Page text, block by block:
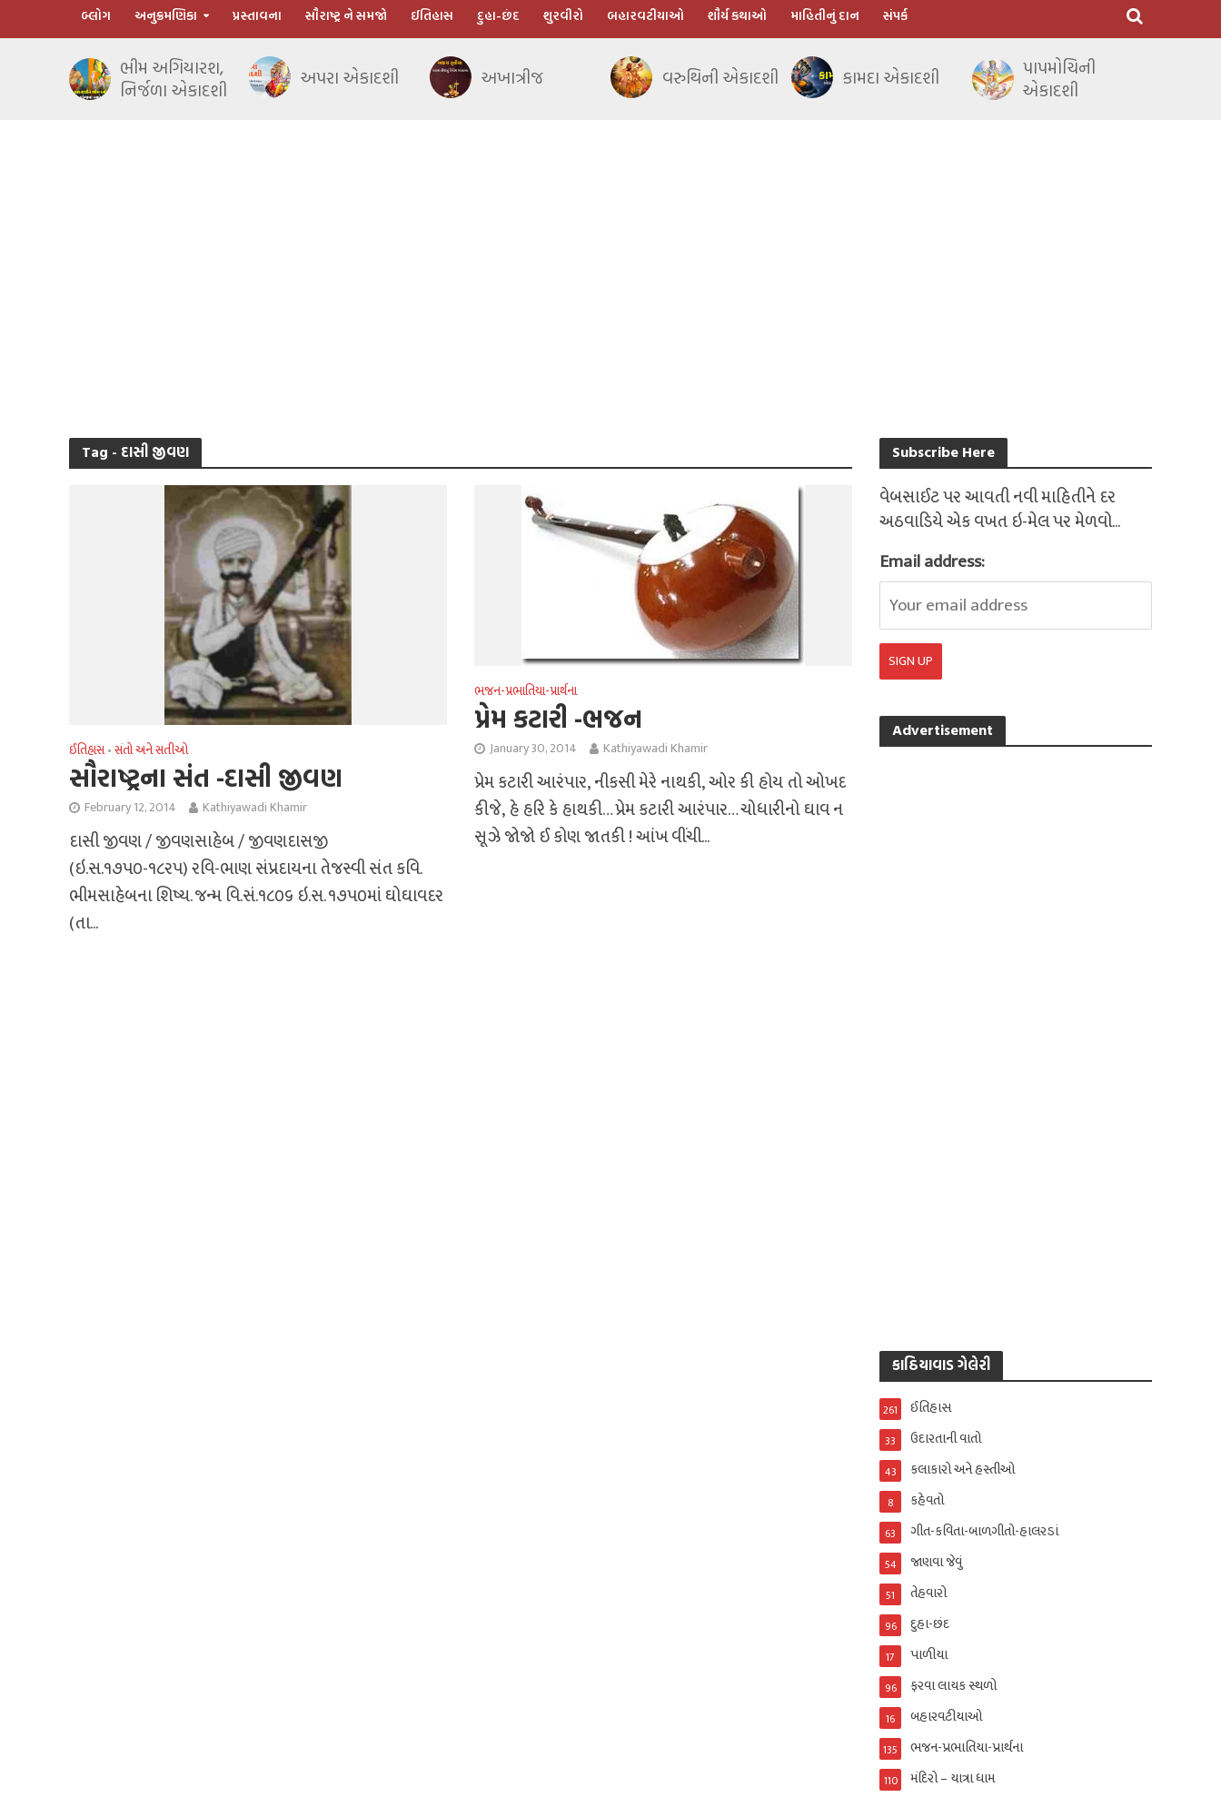
બ્લોગ અનુક્રમણિકા પ્રસ્તાવના સૌરાષ્ટ્ર ને સમજો ઈતિહાસ દુહા-છંદ શુરવીરો બહારવટીયાઓ શૌર્ય કથાઓ માહિતીનું દાન સંપર્ક
ભીમ અગિયારશ,
નિર્જળા એકાદશી
અપરા એકાદશી અખાત્રીજ વરુથિની એકાદશી કામદા એકાદશી
પાપમોચિની
એકાદશી
Tag - દાસી જીવણ
ઈતિહાસ •સંતો અને સતીઓ
સૌરાષ્ટ્રના સંત -દાસી જીવણ
February 12, 2014 Kathiyawadi Khamir
દાસી જીવણ / જીવણસાહેબ / જીવણદાસજી
(ઇ.સ.૧૭પ૦-૧૮રપ) રવિ-ભાણ સંપ્રદાયના તેજસ્વી સંત કવિ.
ભીમસાહેબના શિષ્ય. જન્મ વિ.સં.૧૮૦૬ ઇ.સ. ૧૭પ૦માં ઘોઘાવદર
(તા...
ભજન-પ્રભાતિયા-પ્રાર્થના
પ્રેમ કટારી -ભજન
January 30, 2014 Kathiyawadi Khamir
પ્રેમ કટારી આરંપાર‚ નીકસી મેરે નાથકી‚ ઓર કી હોય તો ઓખદ
કીજે‚ હે હરિ કે હાથકી… પ્રેમ કટારી આરંપાર… ચોધારીનો ઘાવ ન
સૂઝે જોજો ઈ કોણ જાતકી ! આંખ વીંચી...
Subscribe Here
વેબસાઈટ પર આવતી નવી માહિતીને દર
અઠવાડિયે એક વખત ઇ-મેલ પર મેળવો...
Email address:
Advertisement
કાઠિયાવાડ ગેલેરી
ઈતિહાસ
261
ઉદારતાની વાતો
33
કલાકારો અને હસ્તીઓ
43
કહેવતો
8
ગીત-કવિતા-બાળગીતો-હાલરડાં
63
જાણવા જેવું
54
તેહવારો
51
દુહા-છંદ
96
પાળીયા
17
ફરવા લાયક સ્થળો
96
બહારવટીયાઓ
16
ભજન-પ્રભાતિયા-પ્રાર્થના
135
મંદિરો – યાત્રા ધામ
110